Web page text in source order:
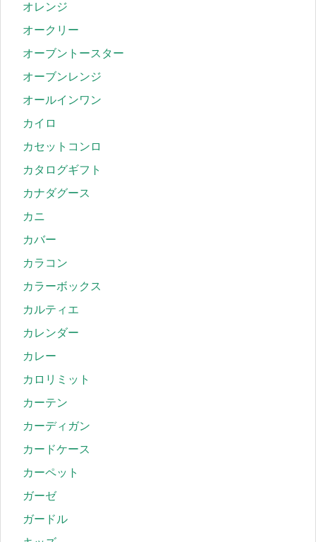
オレンジ
オークリー
オーブントースター
オーブンレンジ
オールインワン
カイロ
カセットコンロ
カタログギフト
カナダグース
カニ
カバー
カラコン
カラーボックス
カルティエ
カレンダー
カレー
カロリミット
カーテン
カーディガン
カードケース
カーペット
ガーゼ
ガードル